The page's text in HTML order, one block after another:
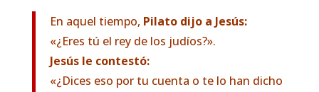
En aquel tiempo, Pilato dijo a Jesús:
«¿Eres tú el rey de los judíos?».
Jesús le contestó:
«¿Dices eso por tu cuenta o te lo han dicho